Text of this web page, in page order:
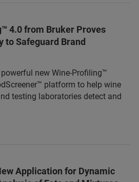
4.0 from Bruker Proves
to Safeguard Brand
new Wine-Profiling™
platform to help wine
testing laboratories detect and
Application for Dynamic